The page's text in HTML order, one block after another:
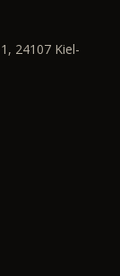
24107 Kiel-